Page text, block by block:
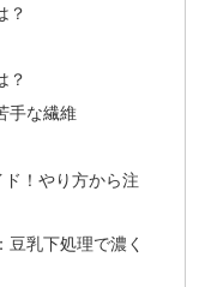
？
？
手な繊維
！やり方から注
豆乳下処理で濃く